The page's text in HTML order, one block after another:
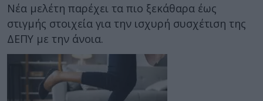
Νέα μελέτη παρέχει τα πιο ξεκάθαρα έως
στιγμής στοιχεία για την ισχυρή συσχέτιση της
ΔΕΠΥ με την άνοια.